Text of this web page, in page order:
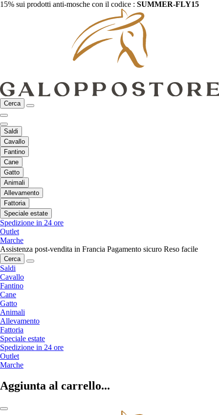
15% sui prodotti anti-mosche con il codice : SUMMER-FLY15
Cerca
Saldi
Cavallo
Fantino
Cane
Gatto
Animali
Allevamento
Fattoria
Speciale estate
Spedizione in 24 ore
Outlet
Marche
Assistenza post-vendita in Francia Pagamento sicuro Reso facile
Cerca
Saldi
Cavallo
Fantino
Cane
Gatto
Animali
Allevamento
Fattoria
Speciale estate
Spedizione in 24 ore
Outlet
Marche
Aggiunta al carrello...